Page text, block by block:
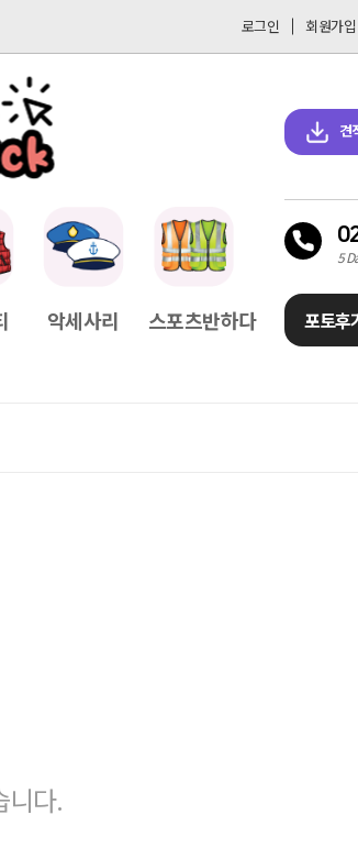
로그인 회원가입
견
5
포토후
11 [Q&A] 나눠서 결제 하고싶을땐?
악세사리 스포츠반하다
니다.